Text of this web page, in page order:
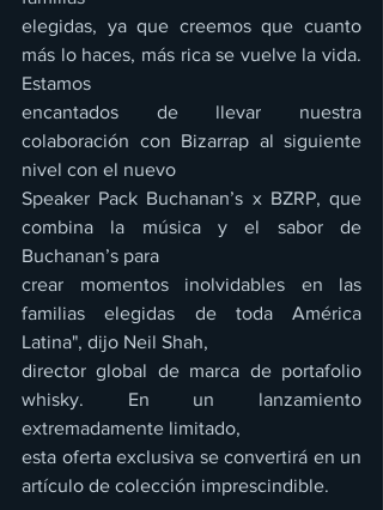
elegidas, ya que creemos que cuanto
más lo haces, más rica se vuelve la vida.
Estamos
encantados de llevar nuestra
colaboración con Bizarrap al siguiente
nivel con el nuevo
Speaker Pack Buchanan’s x BZRP, que
combina la música y el sabor de
Buchanan’s para
crear momentos inolvidables en las
familias elegidas de toda América
Latina", dijo Neil Shah,
director global de marca de portafolio
whisky. En un lanzamiento
extremadamente limitado,
esta oferta exclusiva se convertirá en un
artículo de colección imprescindible.